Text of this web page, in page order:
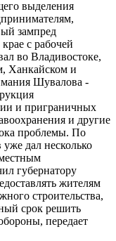
выделения
зампред
с рабочей
во Владивостоке,
Ханкайском и
Шувалова -
и приграничных
и другие
проблемы. По
дал несколько
губернатору
жителям
строительства,
срок решить
передает